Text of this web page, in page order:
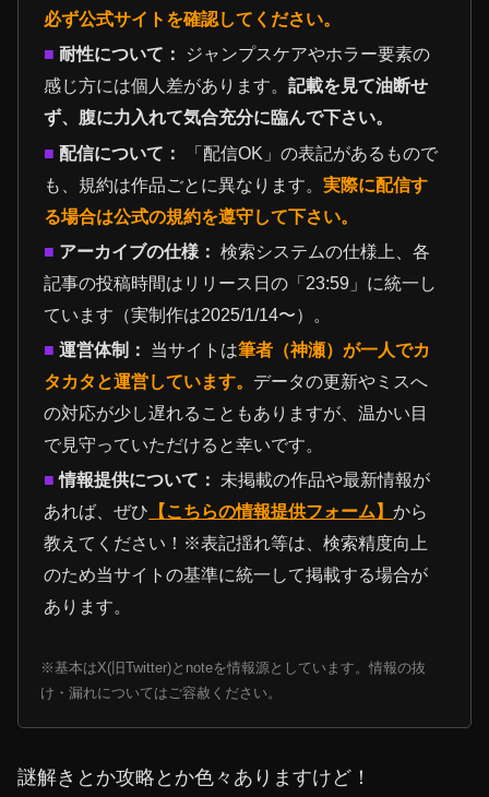
必ず公式サイトを確認してください。
■ 耐性について：
ジャンプスケアやホラー要素の
感じ方には個人差があります。記載を見て油断せ
ず、腹に力入れて気合充分に臨んで下さい。
■ 配信について：
「配信OK」の表記があるもので
も、規約は作品ごとに異なります。実際に配信す
る場合は公式の規約を遵守して下さい。
■ アーカイブの仕様： 検索システムの仕様上、各
記事の投稿時間はリリース日の「23:59」に統一し
ています（実制作は2025/1/14〜）。
■ 運営体制： 当サイトは筆者（神瀬）が一人でカ
タカタと運営しています。 データの更新やミスへ
の対応が少し遅れることもありますが、温かい目
で見守っていただけると幸いです。
■ 情報提供について：
未掲載の作品や最新情報が
あれば、ぜひ 【こちらの情報提供フォーム】から
教えてください！※表記揺れ等は、検索精度向上
のため当サイトの基準に統一して掲載する場合が
あります。
※基本はX(旧Twitter)とnoteを情報源としています。情報の抜
け・漏れについてはご容赦ください。
謎解きとか攻略とか色々ありますけど！